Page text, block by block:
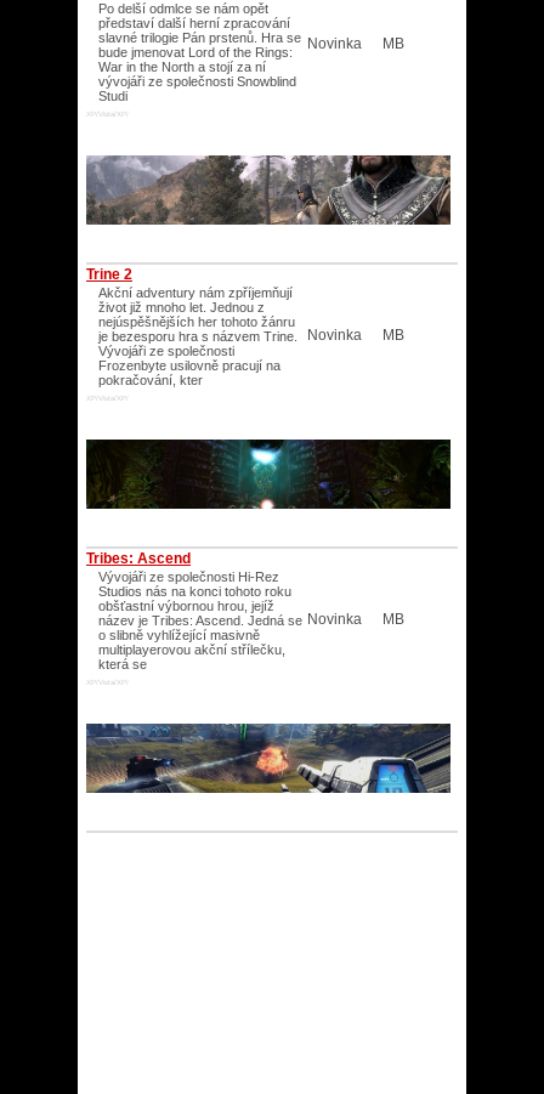
Po delší odmlce se nám opět
představí další herní zpracování
slavné trilogie Pán prstenů. Hra se
bude jmenovat Lord of the Rings:
War in the North a stojí za ní
vývojáři ze společnosti Snowblind
Studi
XP/Vista/XP/
Novinka MB
Trine 2
Akční adventury nám zpříjemňují
život již mnoho let. Jednou z
nejúspěšnějších her tohoto žánru
je bezesporu hra s názvem Trine.
Vývojáři ze společnosti
Frozenbyte usilovně pracují na
pokračování, kter
XP/Vista/XP/
Novinka MB
Tribes: Ascend
Vývojáři ze společnosti Hi-Rez
Studios nás na konci tohoto roku
obšťastní výbornou hrou, jejíž
název je Tribes: Ascend. Jedná se
o slibně vyhlížející masivně
multiplayerovou akční střílečku,
která se
XP/Vista/XP/
Novinka MB